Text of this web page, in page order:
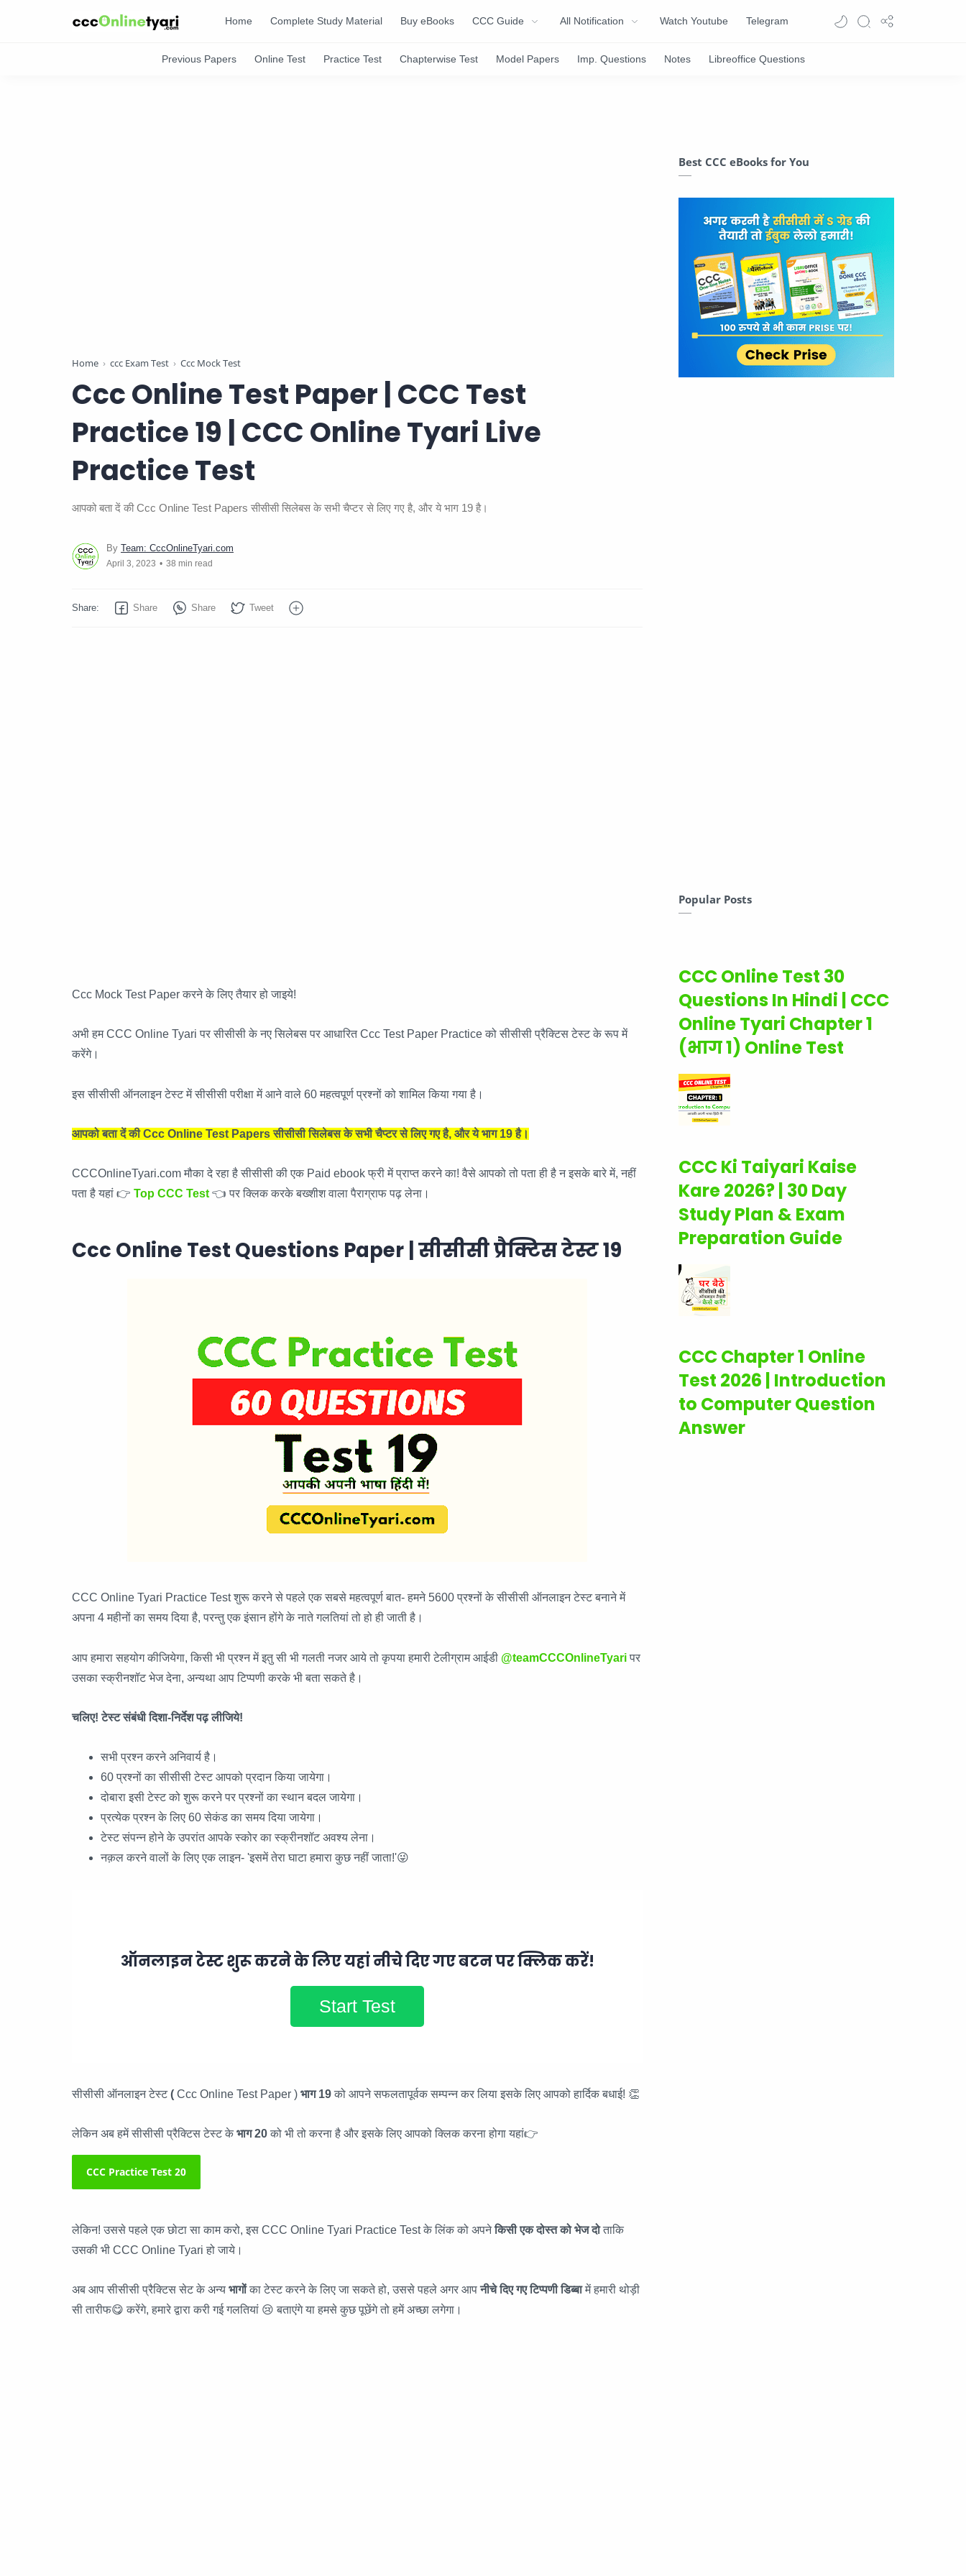
Home Complete Study Material Buy eBooks CCC Guide All Notification Watch Youtube Telegram
Home ccc Exam Test Ccc Mock Test
Ccc Online Test Paper | CCC Test
Practice 19 | CCC Online Tyari Live
Practice Test
आपको बता दें की Ccc Online Test Papers सीसीसी सिलेबस के सभी चैप्टर से लिए गए है, और ये भाग 19 है।
38 min read
Ccc Mock Test Paper करने के लिए तैयार हो जाइये!
अभी हम CCC Online Tyari पर सीसीसी के नए सिलेबस पर आधारित Ccc Test Paper Practice को सीसीसी प्रैक्टिस टेस्ट के रूप में
करेंगे।
इस सीसीसी ऑनलाइन टेस्ट में सीसीसी परीक्षा में आने वाले 60 महत्वपूर्ण प्रश्नों को शामिल किया गया है।
आपको बता दें की Ccc Online Test Papers सीसीसी सिलेबस के सभी चैप्टर से लिए गए है, और ये भाग 19 है।
CCCOnlineTyari.com मौका दे रहा है सीसीसी की एक Paid ebook फ्री में प्राप्त करने का! वैसे आपको तो पता ही है न इसके बारे में, नहीं
पता है यहां 👉 Top CCC Test 👈 पर क्लिक करके बख्शीश वाला पैराग्राफ पढ़ लेना।
Ccc Online Test Questions Paper | सीसीसी प्रैक्टिस टेस्ट19
CCC Online Tyari Practice Test शुरू करने से पहले एक सबसे महत्वपूर्ण बात- हमने 5600 प्रश्नों के सीसीसी ऑनलाइन टेस्ट बनाने में
अपना 4 महीनों का समय दिया है, परन्तु एक इंसान होंगे के नाते गलतियां तो हो ही जाती है।
आप हमारा सहयोग कीजियेगा, किसी भी प्रश्न में इतु सी भी गलती नजर आये तो कृपया हमारी टेलीग्राम आईडी @teamCCCOnlineTyari पर
उसका स्क्रीनशॉट भेज देना, अन्यथा आप टिप्पणी करके भी बता सकते है।
चलिए! टेस्ट संबंधी दिशा-निर्देश पढ़ लीजिये!
सभी प्रश्न करने अनिवार्य है।
60 प्रश्नों का सीसीसी टेस्ट आपको प्रदान किया जायेगा।
दोबारा इसी टेस्ट को शुरू करने पर प्रश्नों का स्थान बदल जायेगा।
प्रत्येक प्रश्न के लिए 60 सेकंड का समय दिया जायेगा।
टेस्ट संपन्न होने के उपरांत आपके स्कोर का स्क्रीनशॉट अवश्य लेना।
नक़ल करने वालों के लिए एक लाइन- 'इसमें तेरा घाटा हमारा कुछ नहीं जाता!'😜
ऑनलाइन टेस्ट शुरू करने के लिए यहां नीचे दिए गए बटन पर क्लिक करें!
Start Test
सीसीसी ऑनलाइन टेस्ट( Ccc Online Test Paper ) भाग 19 को आपने सफलतापूर्वक सम्पन्न कर लिया इसके लिए आपको हार्दिक बधाई! 👏
लेकिन अब हमें सीसीसी प्रैक्टिस टेस्ट के भाग 20 को भी तो करना है और इसके लिए आपको क्लिक करना होगा यहां👉
CCC Practice Test 20
लेकिन! उससे पहले एक छोटा सा काम करो, इस CCC Online Tyari Practice Test के लिंक को अपनेकिसी एक दोस्त को भेज दोताकि
उसकी भी CCC Online Tyari हो जाये।
अब आप सीसीसी प्रैक्टिस सेट के अन्य भागोंका टेस्ट करने के लिए जा सकते हो, उससे पहले अगर आपनीचे दिए गए टिप्पणी डिब्बामें हमारी थोड़ी
सी तारीफ😋 करेंगे, हमारे द्वारा करी गई गलतियां 😢 बताएंगे या हमसे कुछ पूछेंगे तो हमें अच्छा लगेगा।
Best CCC eBooks for You
Popular Posts
CCC Online Test 30
Questions In Hindi | CCC
Online Tyari Chapter 1
(भाग 1) Online Test
CCC Ki Taiyari Kaise
Kare 2026? | 30 Day
Study Plan & Exam
Preparation Guide
CCC Chapter 1 Online
Test 2026 | Introduction
to Computer Question
Answer